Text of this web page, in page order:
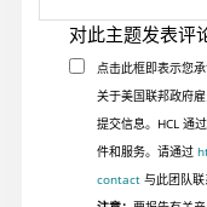
对此主题发表评
点击此框即表示您
关于美国联邦政府
提交信息。HCL 通
件和服务。请通过
contact与此团队联